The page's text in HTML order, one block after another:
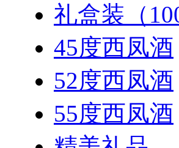
礼盒装（
45度西凤酒
52度西凤酒
55度西凤酒